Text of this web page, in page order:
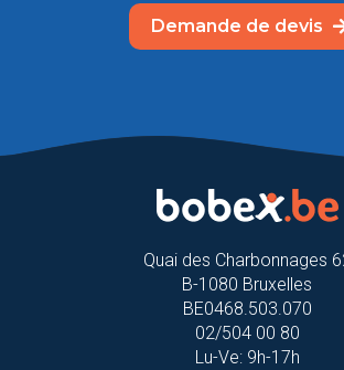
Demande de devis
Quai des Charbonnages
B-1080 Bruxelles
BE0468.503.070
02/504 00 80
Lu-Ve: 9h-17h